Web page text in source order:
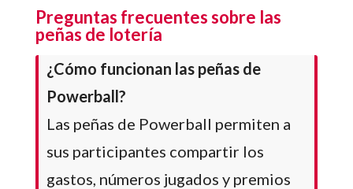
Preguntas frecuentes sobre las
peñas de lotería
¿Cómo funcionan las peñas de
Powerball?
Las peñas de Powerball permiten a
sus participantes compartir los
gastos, números jugados y premios